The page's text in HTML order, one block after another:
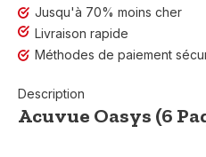
Jusqu'à 70% moins cher
Livraison rapide
Méthodes de paiement
Description
Acuvue Oasys (6